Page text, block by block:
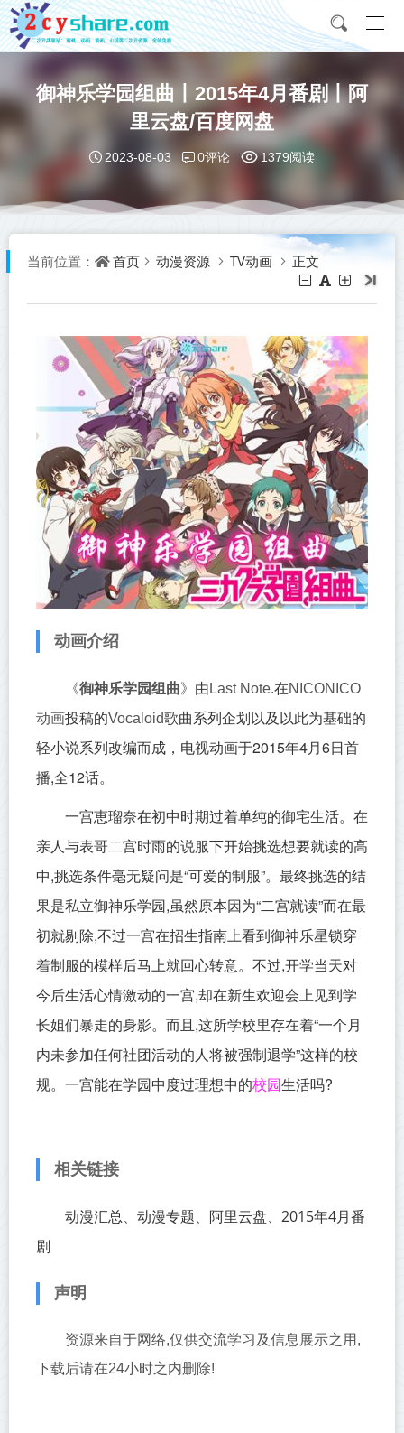
御神乐学园组曲丨2015年4月番剧丨阿
里云盘/百度网盘
2023-08-03 0评论 1379阅读
当前位置： 首页 动漫资源 TV动画 正文
动画介绍
《御神乐学园组曲》 由 Last Note.在NICONICO
动画投稿的Vocaloid歌曲系列企划以及以此为基础的
轻小说系列改编而成， 电视动画于2015年4月6日首
播,全12话。
一宫恵瑠奈在初中时期过着单纯的御宅生活。在
亲人与表哥二宫时雨的说服下开始挑选想要就读的高
中,挑选条件毫无疑问是“可爱的制服”。最终挑选的结
果是私立御神乐学园,虽然原本因为“二宫就读”而在最
初就剔除,不过一宫在招生指南上看到御神乐星锁穿
着制服的模样后马上就回心转意。不过,开学当天对
今后生活心情激动的一宫,却在新生欢迎会上见到学
长姐们暴走的身影。而且,这所学校里存在着“一个月
内未参加任何社团活动的人将被强制退学”这样的校
规。一宫能在学园中度过理想中的校园生活吗?
相关链接
动漫汇总 动漫专题 阿里云盘
2015年4月番
剧
声明
资源来自于网络,仅供交流学习及信息展示之用,
下载后请在24小时之内删除!